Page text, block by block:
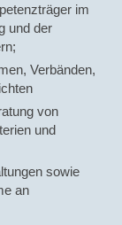
im
und der
Verbänden,
von
und
sowie
an